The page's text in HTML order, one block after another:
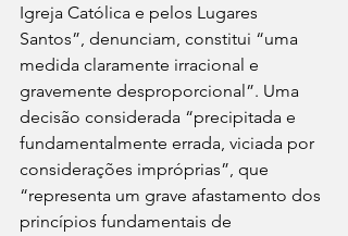
Igreja Católica e pelos Lugares
Santos”, denunciam, constitui “uma
medida claramente irracional e
gravemente desproporcional”. Uma
decisão considerada “precipitada e
fundamentalmente errada, viciada por
considerações impróprias”, que
“representa um grave afastamento dos
princípios fundamentais de